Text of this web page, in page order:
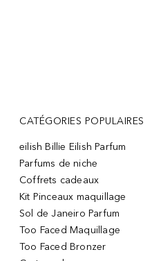
CATÉGORIES POPULAIRES
eilish Billie Eilish Parfum
Parfums de niche
Coffrets cadeaux
Kit Pinceaux maquillage
Sol de Janeiro Parfum
Too Faced Maquillage
Too Faced Bronzer